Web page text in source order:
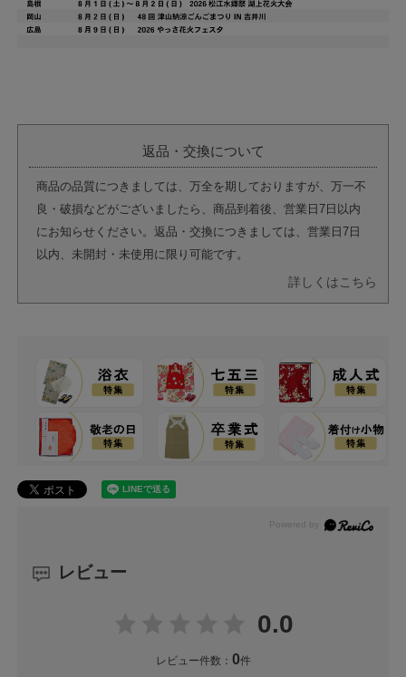
返品・交換について
商品の品質につきましては、万全を期しておりますが、万一不
良・破損などがございましたら、商品到着後、営業日7日以内
にお知らせください。返品・交換につきましては、営業日7日
以内、未開封・未使用に限り可能です。
詳しくはこちら
レビュー
0.0
レビュー件数： 0件